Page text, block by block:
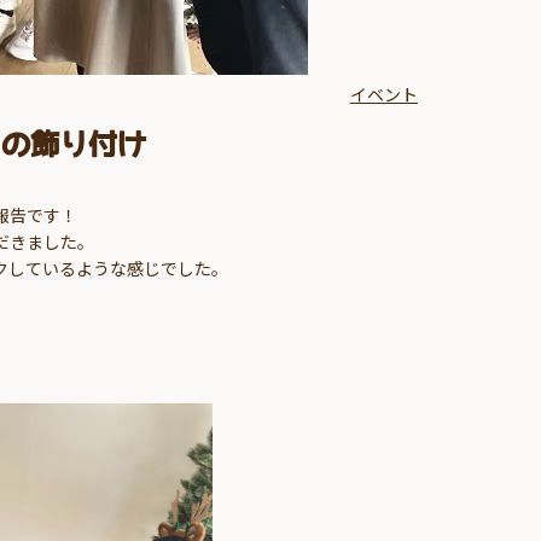
イベント
飾り付け
です！
ました。
ているような感じでした。